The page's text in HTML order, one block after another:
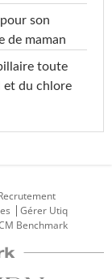
son
de maman
toute
et du chlore
Gérer Utiq
Benchmark